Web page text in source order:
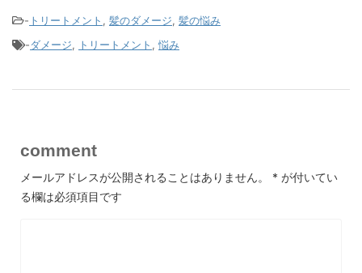
- トリートメント , 髪のダメージ, 髪の悩み
-ダメージ, トリートメント , 悩み
comment
メールアドレスが公開されることはありません。 * が付いてい
る欄は必須項目です